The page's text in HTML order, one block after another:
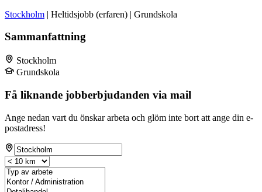
Stockholm | Heltidsjobb (erfaren) | Grundskola
Sammanfattning
Stockholm
Grundskola
Få liknande jobberbjudanden via mail
Ange nedan vart du önskar arbeta och glöm inte bort att ange din e-
postadress!